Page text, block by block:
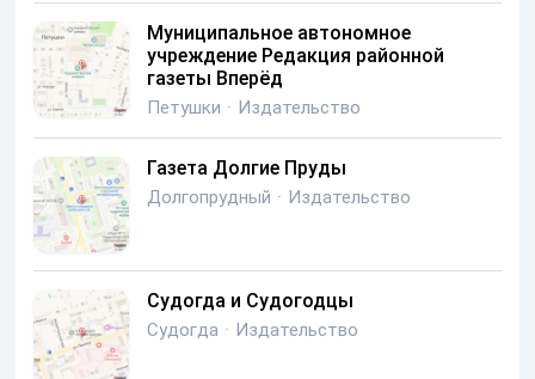
Муниципальное автономное
учреждение Редакция районной
газеты Вперёд
Петушки · Издательство
Газета Долгие Пруды
Долгопрудный · Издательство
Судогда и Судогодцы
Судогда · Издательство